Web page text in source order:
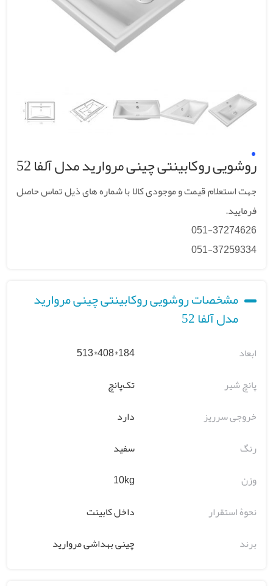
روشویی روکابینتی چینی مروارید مدل آلفا 52
جهت استعلام قیمت و موجودی کالا با شماره های ذیل تماس حاصل
فرمایید.
051-37274626
051-37259334
مشخصات روشویی روکابینتی چینی مروارید
مدل آلفا 52
ابعاد
184*408*513
پانچ شیر
تک‌پانچ
خروجی سرریز
دارد
رنگ
سفید
وزن
10kg
نحوۀ استقرار
داخل کابینت
برند
چینی بهداشی مروارید